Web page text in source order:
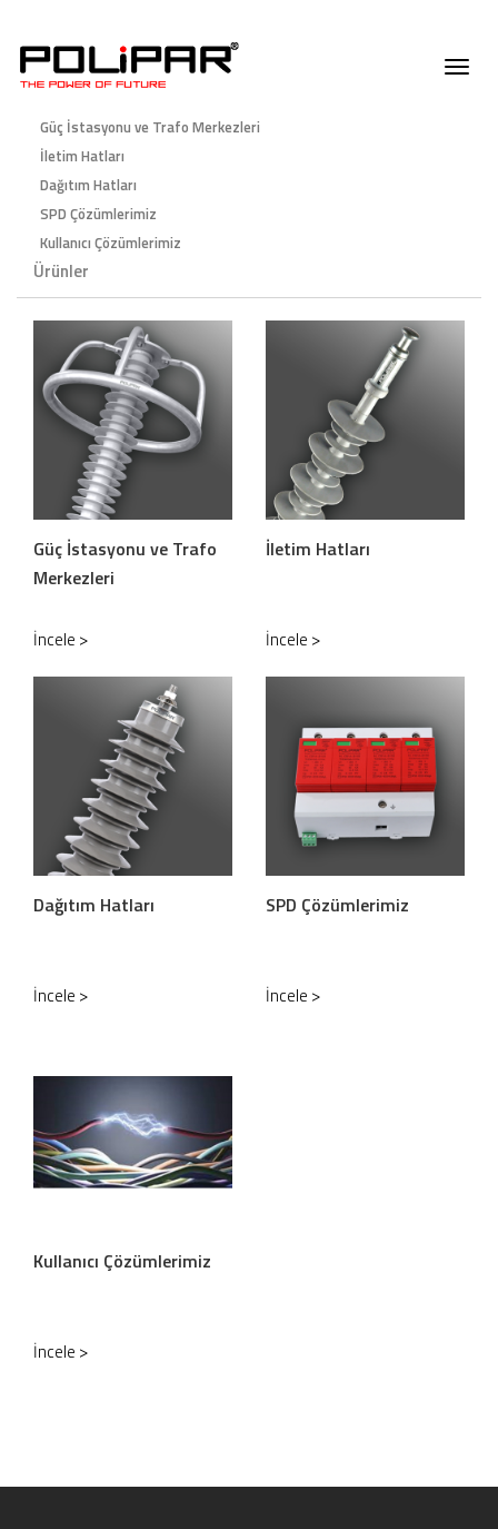
UA-162404855-1
Güç İstasyonu ve Trafo Merkezleri
İletim Hatları
Dağıtım Hatları
SPD Çözümlerimiz
Kullanıcı Çözümlerimiz
Ürünler
Güç İstasyonu ve Trafo
Merkezleri
İncele >
İletim Hatları
İncele >
Dağıtım Hatları
İncele >
SPD Çözümlerimiz
İncele >
Kullanıcı Çözümlerimiz
İncele >